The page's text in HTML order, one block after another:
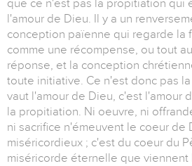
que ce n'est pas la propitiation qui
l'amour de Dieu. Il y a un
conception païenne qui regarde la
comme une récompense, ou tout
réponse, et la conception
toute initiative. Ce n'est donc pas
vaut l'amour de Dieu, c'est l'amour
la propitiation. Ni oeuvre, ni
ni sacrifice n'émeuvent le coeur de
miséricordieux ; c'est du coeur du
miséricorde éternelle que viennent